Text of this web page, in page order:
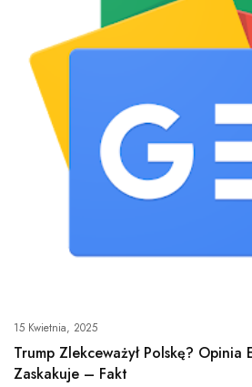
15 Kwietnia, 2025
Trump Zlekceważył Polskę? Opinia
Zaskakuje – Fakt